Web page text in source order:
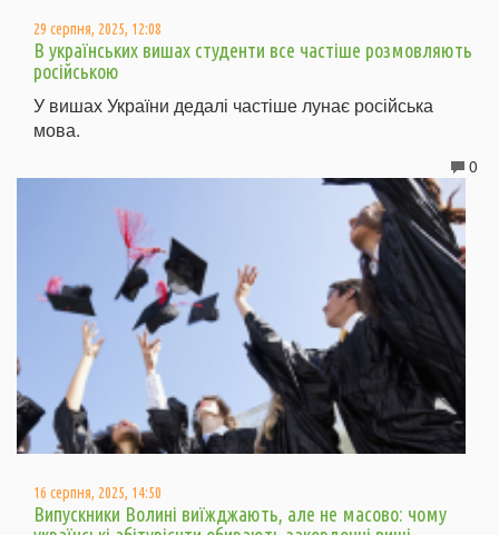
29 серпня, 2025, 12:08
В українських вишах студенти все частіше розмовляють
російською
У вишах України дедалі частіше лунає російська
мова.
0
16 серпня, 2025, 14:50
Випускники Волині виїжджають, але не масово: чому